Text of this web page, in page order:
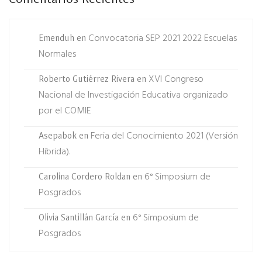
Emenduh en Convocatoria SEP 2021 2022 Escuelas
Normales
Roberto Gutiérrez Rivera en XVI Congreso
Nacional de Investigación Educativa organizado
por el COMIE
Asepabok en Feria del Conocimiento 2021 (Versión
Híbrida).
Carolina Cordero Roldan en 6° Simposium de
Posgrados
Olivia Santillán García en 6° Simposium de
Posgrados